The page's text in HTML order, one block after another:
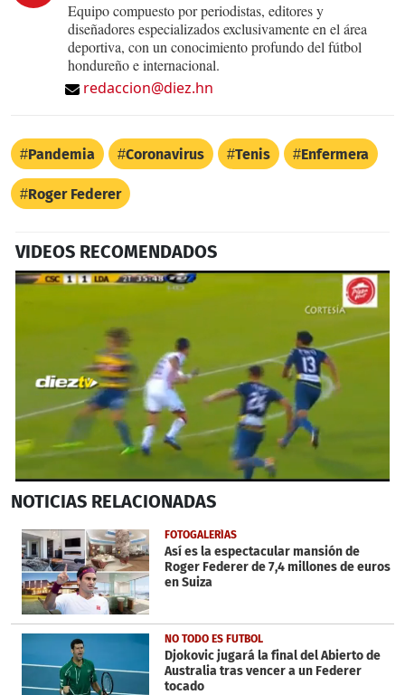
Equipo compuesto por periodistas, editores y
diseñadores especializados exclusivamente en el área
deportiva, con un conocimiento profundo del fútbol
hondureño e internacional.
redaccion@diez.hn
Pandemia Coronavirus Tenis Enfermera
Roger Federer
VIDEOS RECOMENDADOS
seconds
43
seconds
NOTICIAS RELACIONADAS
FOTOGALERÍAS
Así es la espectacular mansión de
Roger Federer de 7,4 millones de euros
en Suiza
NO TODO ES FUTBOL
Djokovic jugará la final del Abierto de
Australia tras vencer a un Federer
tocado